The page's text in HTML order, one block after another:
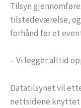
Tilsyn
tilstedeværelse,
forhånd før et
– Vi legger alltid
Datatilsynet vil
nettsidene knyttet